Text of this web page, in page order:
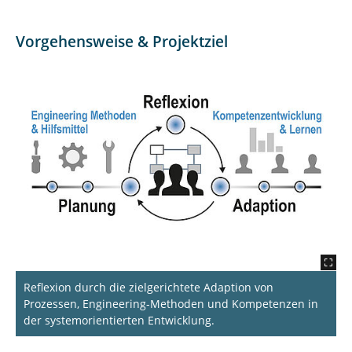
Vorgehensweise & Projektziel
Reflexion durch die zielgerichtete Adaption von
Prozessen, Engineering-Methoden und Kompetenzen in
der systemorientierten Entwicklung.